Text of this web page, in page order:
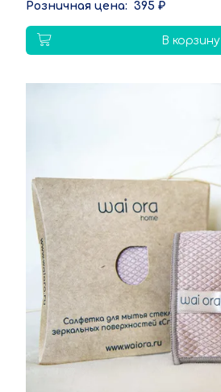
395 ₽
В корзину